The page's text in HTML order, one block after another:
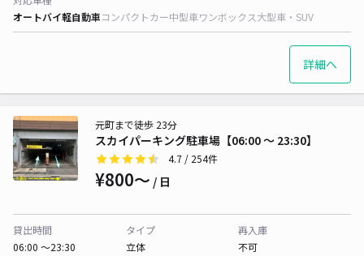
オートバイ軽自動車コンパクトカー中型車ワンボックス大型車・SUV
詳細へ
スカイパーキング駐車場【06:00 〜 23:30】
元町まで徒歩 23分
4.7 / 254件
¥800〜 / 日
貸出時間
06:00 〜23:30
タイプ
立体
再入庫
不可